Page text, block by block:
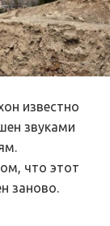
известно
звуками
что этот
заново.